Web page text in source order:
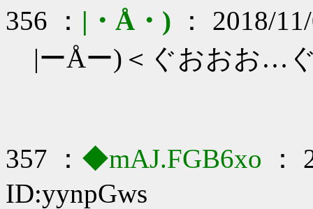
356 ： |・Å・) ： 2018/
|ーÅー)＜ぐおおお…
357 ： ◆mAJ.FGB6xo ：
ID:yynpGws